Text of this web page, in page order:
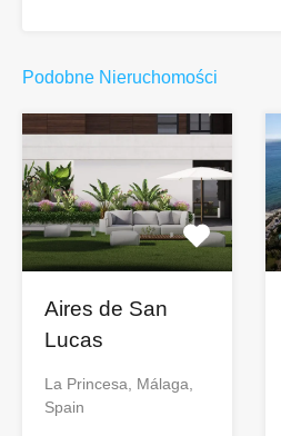
Podobne Nieruchomości
Aires de San
Lucas
La Princesa, Málaga,
Spain